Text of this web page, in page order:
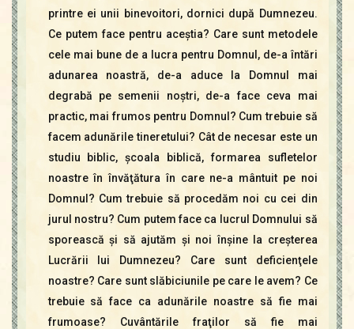
printre ei unii binevoitori, dornici după Dumnezeu.
Ce putem face pentru aceştia? Care sunt metodele
cele mai bune de a lucra pentru Domnul, de-a întări
adunarea noastră, de-a aduce la Domnul mai
degrabă pe semenii noştri, de-a face ceva mai
practic, mai frumos pentru Domnul? Cum trebuie să
facem adunările tineretului? Cât de necesar este un
studiu biblic, şcoala biblică, formarea sufletelor
noastre în învăţătura în care ne-a mântuit pe noi
Domnul? Cum trebuie să procedăm noi cu cei din
jurul nostru? Cum putem face ca lucrul Domnului să
sporească şi să ajutăm şi noi înşine la creşterea
Lucrării lui Dumnezeu? Care sunt deficienţele
noastre? Care sunt slăbiciunile pe care le avem? Ce
trebuie să face ca adunările noastre să fie mai
frumoase? Cuvântările fraţilor să fie mai